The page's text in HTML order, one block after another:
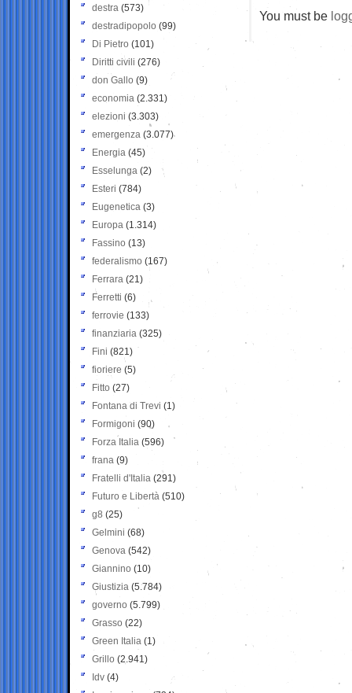
You must be
destra (573)
destradipopolo (99)
Di Pietro (101)
Diritti civili (276)
don Gallo (9)
economia (2.331)
elezioni (3.303)
emergenza (3.077)
Energia (45)
Esselunga (2)
Esteri (784)
Eugenetica (3)
Europa (1.314)
Fassino (13)
federalismo (167)
Ferrara (21)
Ferretti (6)
ferrovie (133)
finanziaria (325)
Fini (821)
fioriere (5)
Fitto (27)
Fontana di Trevi (1)
Formigoni (90)
Forza Italia (596)
frana (9)
Fratelli d'Italia (291)
Futuro e Libertà (510)
g8 (25)
Gelmini (68)
Genova (542)
Giannino (10)
Giustizia (5.784)
governo (5.799)
Grasso (22)
Green Italia (1)
Grillo (2.941)
Idv (4)